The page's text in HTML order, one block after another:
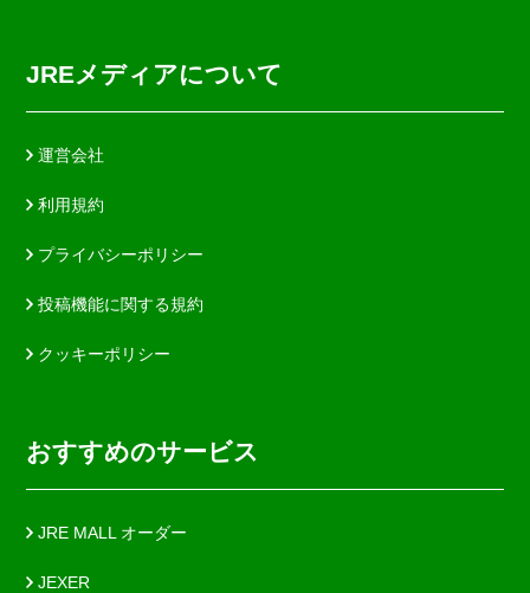
JREメディアについて
運営会社
利用規約
プライバシーポリシー
投稿機能に関する規約
クッキーポリシー
おすすめのサービス
JRE MALL オーダー
JEXER